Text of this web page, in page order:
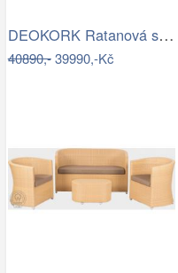
DEOKORK Ratanová sestava PAOLA antracit…
40890,-39990,-Kč